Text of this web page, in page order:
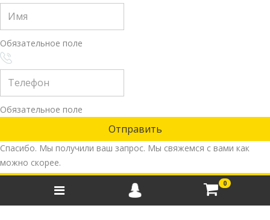
Обязательное поле
Обязательное поле
Спасибо. Мы получили ваш запрос. Мы свяжемся с вами как
можно скорее.
0